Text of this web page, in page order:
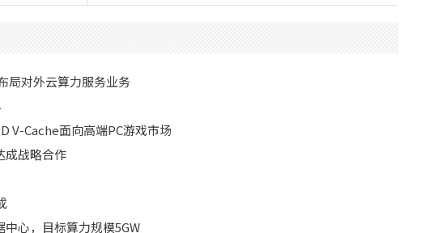
局对外云算力服务业务
V-Cache面向高端PC游戏市场
成战略合作
心，目标算力规模5GW